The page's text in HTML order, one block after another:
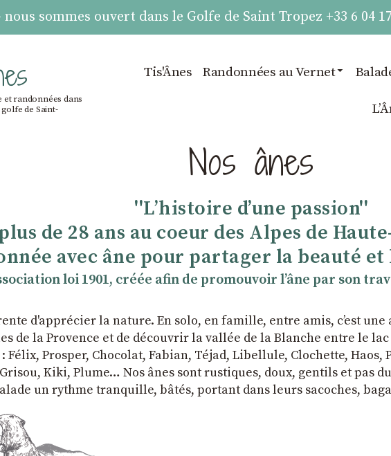
sommes ouvert dans le Golfe de Saint Tropez +33 6 04
et randonnées dans
de Saint-
Tis'Ânes Randonnées au Vernet
Nos ânes
''Lʼhistoire dʼune passion''
de 28 ans au coeur des Alpes de
avec âne pour partager la beauté
loi 1901, créée afin de promouvoir lʼâne par son
d'apprécier la nature. En solo, en famille, entre amis, cʼest
de la Provence et de découvrir la vallée de la Blanche entre le
Félix, Prosper, Chocolat, Fabian, Téjad, Libellule, Clochette,
Kiki, Plume… Nos ânes sont rustiques, doux, gentils et pas
un rythme tranquille, bâtés, portant dans leurs sacoches,